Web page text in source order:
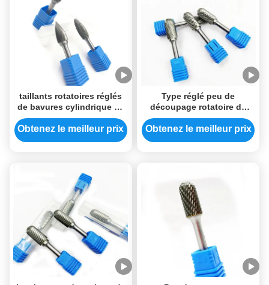
taillants rotatoires réglés
de bavures cylindrique de
carbure de 6mm ISO9001
approuvés
Obtenez le meilleur prix
Type réglé peu de
découpage rotatoire de
nez de boule de bavures
solides professionnelles
Obtenez le meilleur prix